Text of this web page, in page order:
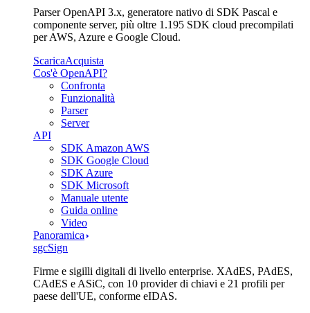
Parser OpenAPI 3.x, generatore nativo di SDK Pascal e
componente server, più oltre 1.195 SDK cloud precompilati
per AWS, Azure e Google Cloud.
ScaricaAcquista
Cos'è OpenAPI?
Confronta
Funzionalità
Parser
Server
API
SDK Amazon AWS
SDK Google Cloud
SDK Azure
SDK Microsoft
Manuale utente
Guida online
Video
Panoramica
sgcSign
Firme e sigilli digitali di livello enterprise. XAdES, PAdES,
CAdES e ASiC, con 10 provider di chiavi e 21 profili per
paese dell'UE, conforme eIDAS.